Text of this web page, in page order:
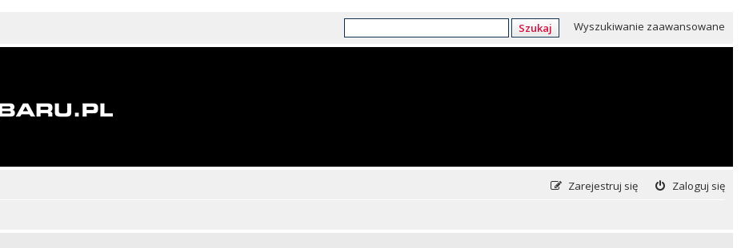
Szukaj Wyszukiwanie zaawansowane
Zaloguj się
Zarejestruj się